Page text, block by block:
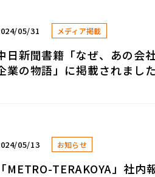
05/31 メディア掲載
日新聞書籍「なぜ、あの会
業の物語」に掲載されました
05/13 お知らせ
「METRO-TERAKOYA」社内